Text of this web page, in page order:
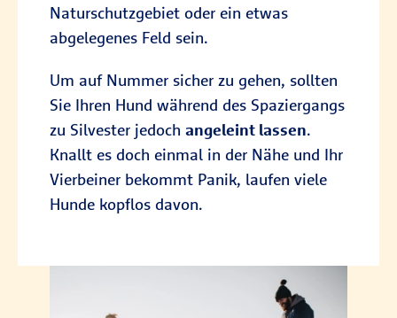
Naturschutzgebiet oder ein etwas
abgelegenes Feld sein.
Um auf Nummer sicher zu gehen, sollten
Sie Ihren Hund während des Spaziergangs
zu Silvester jedoch angeleint lassen.
Knallt es doch einmal in der Nähe und Ihr
Vierbeiner bekommt Panik, laufen viele
Hunde kopflos davon.